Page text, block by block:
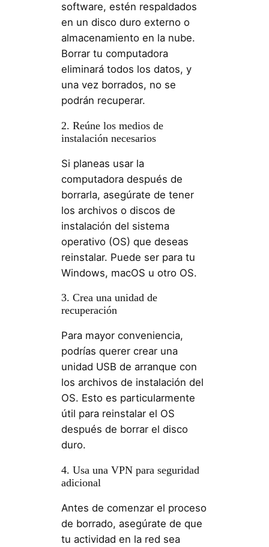
software, estén respaldados
en un disco duro externo o
almacenamiento en la nube.
Borrar tu computadora
eliminará todos los datos, y
una vez borrados, no se
podrán recuperar.
2. Reúne los medios de
instalación necesarios
Si planeas usar la
computadora después de
borrarla, asegúrate de tener
los archivos o discos de
instalación del sistema
operativo (OS) que deseas
reinstalar. Puede ser para tu
Windows, macOS u otro OS.
3. Crea una unidad de
recuperación
Para mayor conveniencia,
podrías querer crear una
unidad USB de arranque con
los archivos de instalación del
OS. Esto es particularmente
útil para reinstalar el OS
después de borrar el disco
duro.
4. Usa una VPN para seguridad
adicional
Antes de comenzar el proceso
de borrado, asegúrate de que
tu actividad en la red sea